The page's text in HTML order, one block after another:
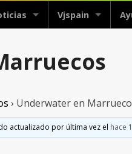
Vjspain
› Underwater en
actualizado por última vez el hace